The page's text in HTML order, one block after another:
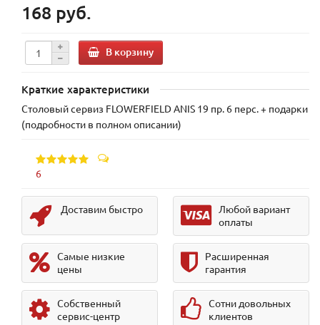
168 руб.
В корзину
Краткие характеристики
Столовый сервиз FLOWERFIELD ANIS 19 пр. 6 перс. + подарки
(подробности в полном описании)
6
Доставим быстро
Любой вариант
оплаты
Самые низкие
цены
Расширенная
гарантия
Собственный
сервис-центр
Сотни довольных
клиентов